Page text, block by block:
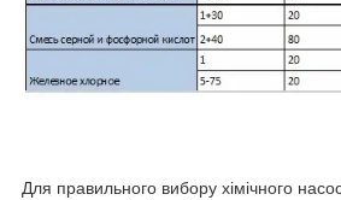
Для правильного вибору хімічного